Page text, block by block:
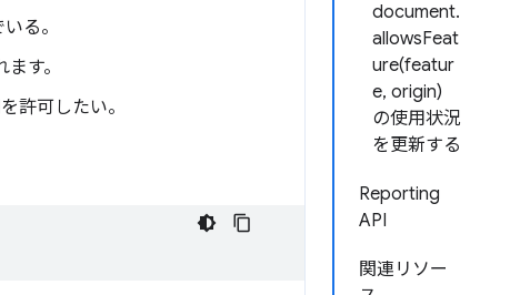
document.
allowsFeat
ure(featur
e, origin)
の使用状況
を更新する
Reporting
API
関連リソー
る。
す。
許可したい。